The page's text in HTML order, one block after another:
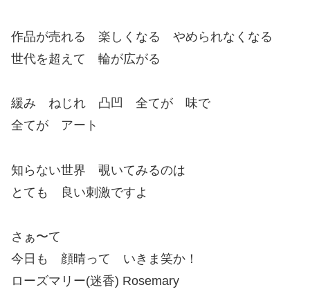
作品が売れる 楽しくなる やめられなくなる
世代を超えて 輪が広がる
緩み ねじれ 凸凹 全てが 味で
全てが アート
知らない世界 覗いてみるのは
とても 良い刺激ですよ
さぁ〜て
今日も 顔晴って いきま笑か！
ローズマリー(迷香) Rosemary